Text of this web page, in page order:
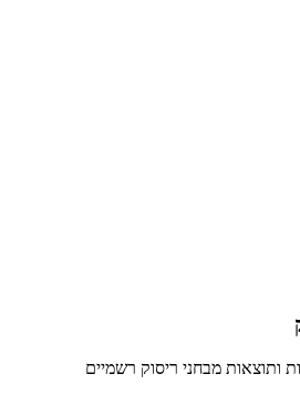
ותוצאות מבחני ריסוק רשמיים